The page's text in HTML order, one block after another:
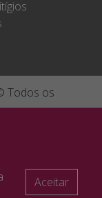
Todos os
Aceitar